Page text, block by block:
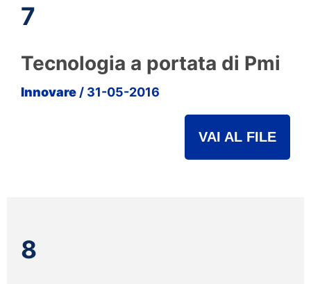
7
Tecnologia a portata di Pmi
Innovare / 31-05-2016
VAI AL FILE
8